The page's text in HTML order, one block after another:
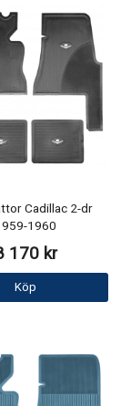
Cadillac 2-dr
1960
170 kr
Köp